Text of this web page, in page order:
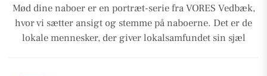
Mød dine naboer er en portræt-serie fra VORES Vedbæk,
hvor vi sætter ansigt og stemme på naboerne. Det er de
lokale mennesker, der giver lokalsamfundet sin sjæl